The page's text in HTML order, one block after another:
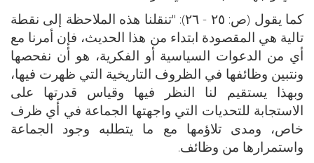
كما يقول (ص: ٢٥ - ٢٦): "تنقلنا هذه الملاحظة إلى نقطة
تالية هي المقصودة ابتداء من هذا الحديث، فإن أمرنا مع
أي من الدعوات السياسية أو الفكرية، هو أن نفحصها
ونتبين وظائفها في الظروف التاريخية التي ظهرت فيها،
وبهذا يستقيم لنا النظر فيها وقياس قدرتها على
الاستجابة للتحديات التي واجهتها الجماعة في أي ظرف
خاص، ومدى تلاؤمها مع ما يتطلبه وجود الجماعة
واستمرارها من وظائف.